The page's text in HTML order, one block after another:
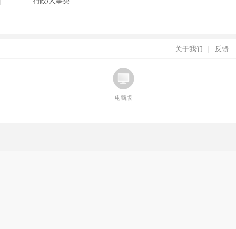
关于我们 | 反馈
电脑版